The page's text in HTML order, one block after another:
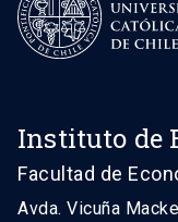
Instituto de
Facultad de
Avda. Vicuña